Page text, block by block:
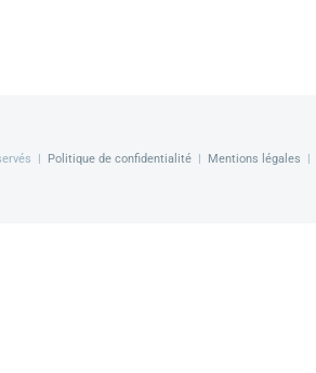
| Politique de confidentialité| Mentions légales |